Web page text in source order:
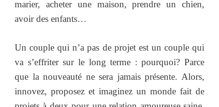
marier, acheter une maison, prendre un chien,
avoir des enfants…
Un couple qui n’a pas de projet est un couple qui
va s’effriter sur le long terme : pourquoi? Parce
que la nouveauté ne sera jamais présente. Alors,
innovez, proposez et imaginez un monde fait de